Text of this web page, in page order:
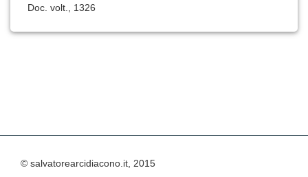
Doc. volt., 1326
© salvatorearcidiacono.it, 2015